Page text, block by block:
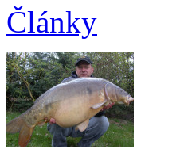
Články